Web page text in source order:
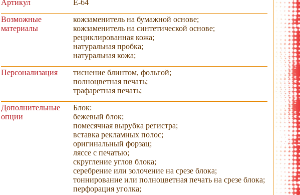
Артикул
E-64
Возможные
материалы
кожзаменитель на бумажной основе;
кожзаменитель на синтетической основе;
рециклированная кожа;
натуральная пробка;
натуральная кожа;
Персонализация
тиснение блинтом, фольгой;
полноцветная печать;
трафаретная печать;
Дополнительные
опции
Блок:
бежевый блок;
помесячная вырубка регистра;
вставка рекламных полос;
оригинальный форзац;
ляссе с печатью;
скругление углов блока;
серебрение или золочение на срезе блока;
тоннирование или полноцветная печать на срезе блока;
перфорация уголка;